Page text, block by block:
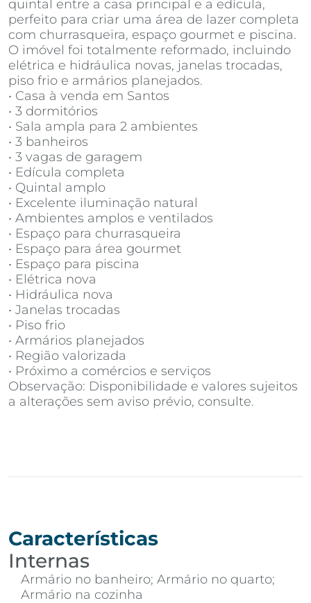
quintal entre a casa principal e a edícula,
perfeito para criar uma área de lazer completa
com churrasqueira, espaço gourmet e piscina.
O imóvel foi totalmente reformado, incluindo
elétrica e hidráulica novas, janelas trocadas,
piso frio e armários planejados.
• Casa à venda em Santos
• 3 dormitórios
• Sala ampla para 2 ambientes
• 3 banheiros
• 3 vagas de garagem
• Edícula completa
• Quintal amplo
• Excelente iluminação natural
• Ambientes amplos e ventilados
• Espaço para churrasqueira
• Espaço para área gourmet
• Espaço para piscina
• Elétrica nova
• Hidráulica nova
• Janelas trocadas
• Piso frio
• Armários planejados
• Região valorizada
• Próximo a comércios e serviços
Observação: Disponibilidade e valores sujeitos
a alterações sem aviso prévio, consulte.
Características
Internas
Armário no banheiro; Armário no quarto;
Armário na cozinha